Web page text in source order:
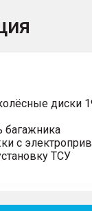
диски
багажника
с
ТСУ